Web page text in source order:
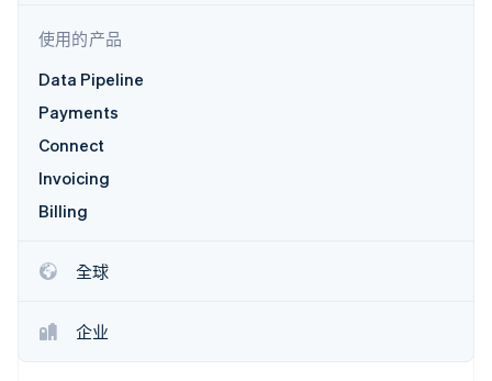
Atlas
初创企业注册
Climate
使用的产品
Data Pipeline
Payments
Connect
Invoicing
Billing
全球
企业